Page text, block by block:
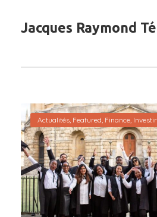
Jacques Raymond
Actualités, Featured, Finance, Investir